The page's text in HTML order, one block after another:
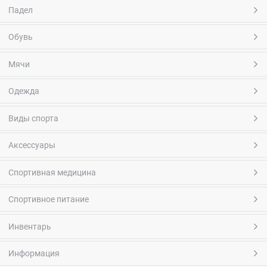
Падел
Обувь
Мячи
Одежда
Виды спорта
Аксессуары
Спортивная медицина
Спортивное питание
Инвентарь
Информация